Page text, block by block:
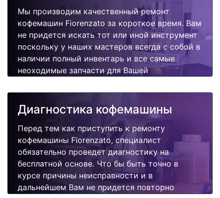
Мы производим качественный ремонт
кофемашин Fiorenzato за короткое время. Вам
не придется искать тот или иной инструмент
поскольку у наших мастеров всегда с собой в
наличии полный инвентарь и все самые
неоходимые запчасти для Вашей
качественно и недорого.
Диагностика кофемашины
Перед тем как приступить к ремонту
кофемашины Fiorenzato, специалист
обязательно проведет диагностику на
бесплатной основе. Что бы быть точно в
курсе причины неисправности и в
дальнейшем Вам не придется повторно